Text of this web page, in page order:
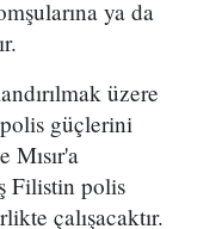
ya da
üzere
güçlerini
Filistin polis
çalışacaktır.